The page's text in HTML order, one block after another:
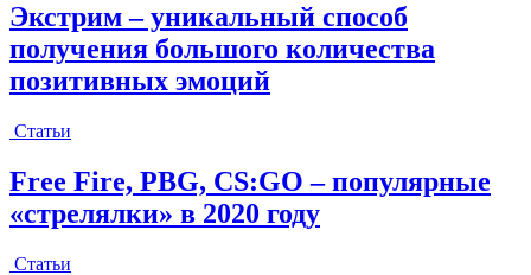
Экстрим – уникальный способ
получения большого количества
позитивных эмоций
Статьи
Free Fire, PBG, CS:GO – популярные
«стрелялки» в 2020 году
Статьи